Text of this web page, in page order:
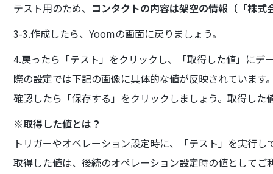
テスト用のため、 コンタクトの内容は架空の情報（「株
3-3.作成したら、Yoomの画面に戻りましょう。
4.戻ったら「テスト」をクリックし、「取得した値」に
際の設定では下記の画像に具体的な値が反映されています
確認したら「保存する」をクリックしましょう。取得した
※取得した値とは？
トリガーやオペレーション設定時に、「テスト」を実行し
取得した値は、後続のオペレーション設定時の値として